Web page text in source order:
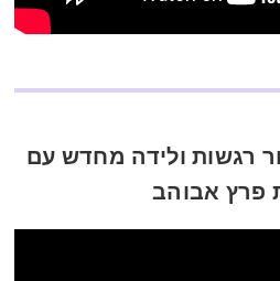
43: שחרור רגשות ולידה מחדש עם
פרץ אבוהב